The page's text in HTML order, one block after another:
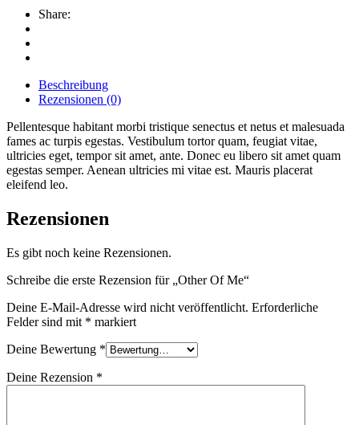
Share:
Beschreibung
Rezensionen (0)
Pellentesque habitant morbi tristique senectus et netus et malesuada
fames ac turpis egestas. Vestibulum tortor quam, feugiat vitae,
ultricies eget, tempor sit amet, ante. Donec eu libero sit amet quam
egestas semper. Aenean ultricies mi vitae est. Mauris placerat
eleifend leo.
Rezensionen
Es gibt noch keine Rezensionen.
Schreibe die erste Rezension für „Other Of Me“
Deine E-Mail-Adresse wird nicht veröffentlicht. Erforderliche
Felder sind mit * markiert
Deine Bewertung *
Deine Rezension *